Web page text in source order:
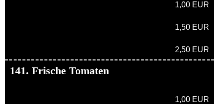
1,00 EUR
1,50 EUR
2,50 EUR
141. Frische Tomaten
1,00 EUR